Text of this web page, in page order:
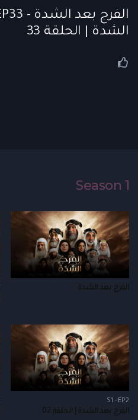
الشدة | الحلقة 33
Season 1
الفرج بعد الشدة
S1 - EP2
الفرج بعد الشدة | الحلقة 02